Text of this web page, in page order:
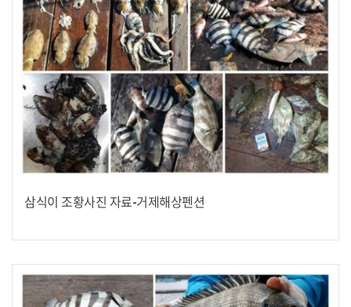
삼식이 조황사진 자료-거제해상펜션